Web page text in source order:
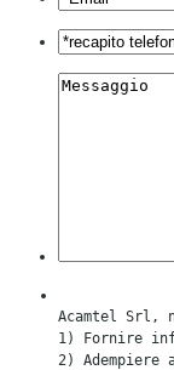
Acamtel Srl,
1) Fornire
2)